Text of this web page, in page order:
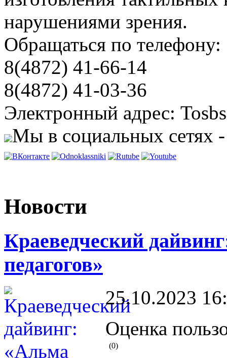
нарушениями зрения.
Обращаться по телефону:
8(4872) 41-66-14
8(4872) 41-03-36
Электронный адрес:
Мы в социальных сетях
Новости
Краеведческий
педагогов»
25.10.2023
Оценка
(0)